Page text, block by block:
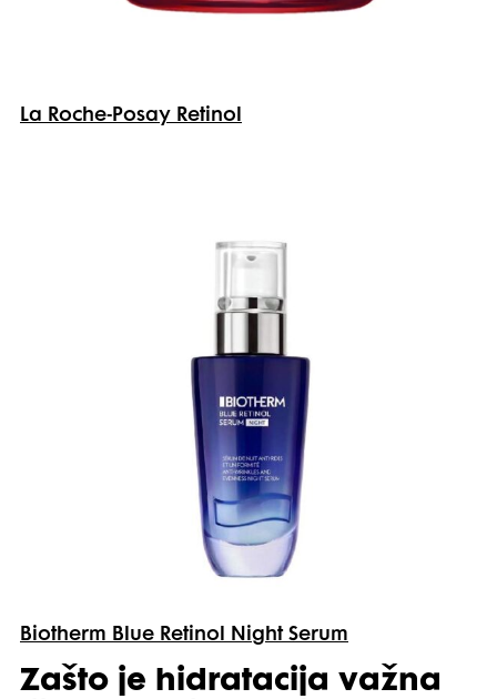
La Roche-Posay Retinol
Biotherm Blue Retinol Night Serum
Zašto je hidratacija važna